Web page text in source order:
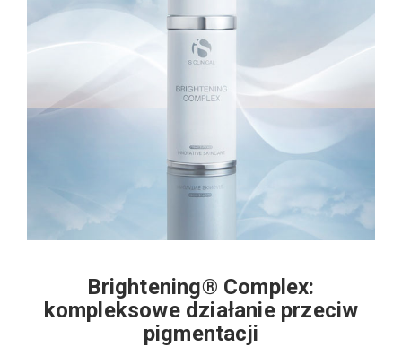
Brightening® Complex:
kompleksowe działanie przeciw
pigmentacji